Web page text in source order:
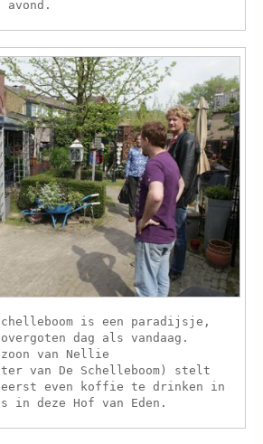
avond.
is een paradijsje,
dag als vandaag.
van Nellie
van De Schelleboom) stelt
eerst even koffie te drinken in
in deze Hof van Eden.